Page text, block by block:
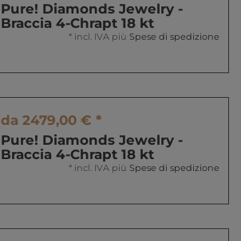
Pure! Diamonds Jewelry -
Braccia 4-Chrapt 18 kt
* incl. IVA più Spese di spedizione
da 2479,00 € *
Pure! Diamonds Jewelry -
Braccia 4-Chrapt 18 kt
* incl. IVA più Spese di spedizione